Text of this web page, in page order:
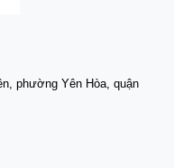
phường Yên Hòa, quận